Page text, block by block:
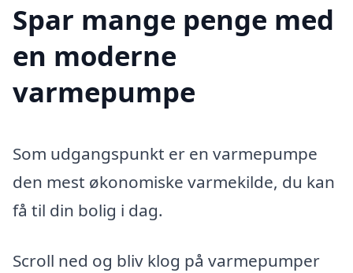
Spar mange penge med
en moderne
varmepumpe
Som udgangspunkt er en varmepumpe
den mest økonomiske varmekilde, du kan
få til din bolig i dag.
Scroll ned og bliv klog på varmepumper